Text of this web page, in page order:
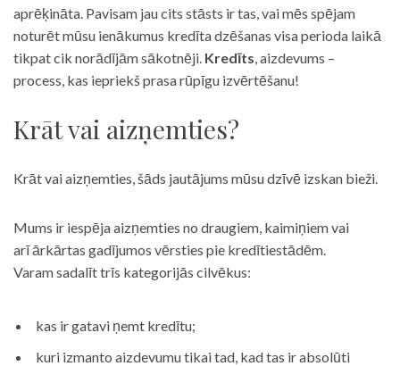
aprēķināta. Pavisam jau cits stāsts ir tas, vai mēs spējam
noturēt mūsu ienākumus kredīta dzēšanas visa perioda laikā
tikpat cik norādījām sākotnēji. Kredīts, aizdevums –
process, kas iepriekš prasa rūpīgu izvērtēšanu!
Krāt vai aizņemties?
Krāt vai aizņemties, šāds jautājums mūsu dzīvē izskan bieži.
Mums ir iespēja aizņemties no draugiem, kaimiņiem vai
arī ārkārtas gadījumos vērsties pie kredītiestādēm.
Varam sadalīt trīs kategorijās cilvēkus:
kas ir gatavi ņemt kredītu;
kuri izmanto aizdevumu tikai tad, kad tas ir absolūti